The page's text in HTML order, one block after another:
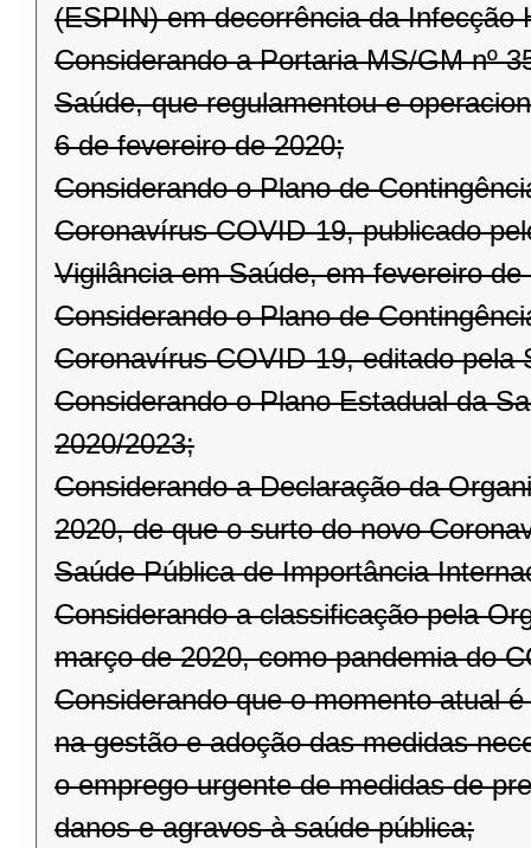
(ESPIN) em decorrência da Infecção
Considerando a Portaria MS/GM nº
Saúde, que regulamentou e
6 de fevereiro de 2020;
Considerando o Plano de
Coronavírus COVID-19, publicado
Vigilância em Saúde, em fevereiro de
Considerando o Plano de
Coronavírus COVID-19, editado pela
Considerando o Plano Estadual da
2020/2023;
Considerando a Declaração da
2020, de que o surto do novo
Saúde Pública de Importância
Considerando a classificação pela
março de 2020, como pandemia do
Considerando que o momento atual
na gestão e adoção das medidas
o emprego urgente de medidas de
danos e agravos à saúde pública;